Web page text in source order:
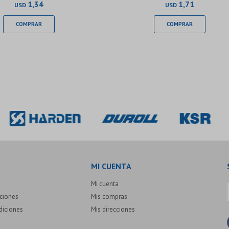
USD 1,34 USD 1,71
MI CUENTA
Mi cuenta
Mis compras
Mis direcciones